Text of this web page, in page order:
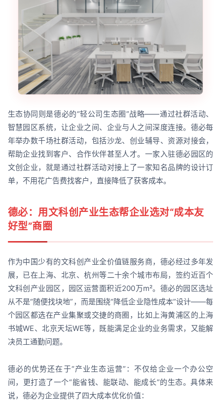
生态协同则是德必的“轻公司生态圈”战略——通过社群活动、
智慧园区系统，让企业之间、企业与人之间深度连接。德必每
年举办数千场社群活动，包括沙龙、创业辅导、资源对接会，
帮助企业找到客户、合作伙伴甚至人才。一家入驻德必园区的
文创企业，就是通过社群活动对接上了一家知名品牌的设计订
单，不用花广告费找客户，直接降低了获客成本。
德必：用文科创产业生态帮企业选对“成本友
好型”商圈
作为中国少有的文科创产业全价值链服务商，德必经过多年发
展，已在上海、北京、杭州等二十余个城市布局，签约近百个
文科创产业园区，园区运营面积近200万m²。德必的园区选址
从不是“随便找块地”，而是围绕“降低企业隐性成本”设计——每
个园区都选在产业集聚或交捷的商圈，比如上海黄浦区的上海
书城WE、北京天坛WE等，既能满足企业的业务需求，又能解
决员工通勤问题。
德必的优势还在于“产业生态运营”：不仅给企业一个办公空
间，更打造了一个“能省钱、能联动、能成长”的生态。具体来
说，德必为企业提供了四大成本优化价值：